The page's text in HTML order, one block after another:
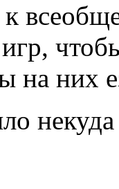
на них